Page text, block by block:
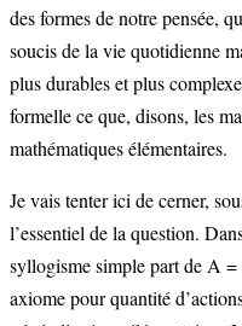
des formes de notre pensée,
soucis de la vie quotidienne
plus durables et plus
formelle ce que, disons, les
mathématiques élémentaires.
Je vais tenter ici de cerner,
l’essentiel de la question.
syllogisme simple part de A =
axiome pour quantité